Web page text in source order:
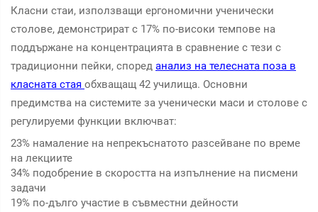
Класни стаи, използващи ергономични ученически
столове, демонстрират с 17% по-високи темпове на
поддържане на концентрацията в сравнение с тези с
традиционни пейки, според анализ на телесната поза в
класната стая обхващащ 42 училища. Основни
предимства на системите за ученически маси и столове с
регулируеми функции включват:
23% намаление на непрекъснатото разсейване по време
на лекциите
34% подобрение в скоростта на изпълнение на писмени
задачи
19% по-дълго участие в съвместни дейности